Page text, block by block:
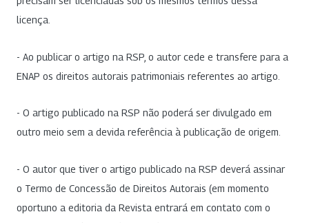
licença.
- Ao publicar o artigo na RSP, o autor cede e transfere para a
ENAP os direitos autorais patrimoniais referentes ao artigo.
- O artigo publicado na RSP não poderá ser divulgado em
outro meio sem a devida referência à publicação de origem.
- O autor que tiver o artigo publicado na RSP deverá assinar
o Termo de Concessão de Direitos Autorais (em momento
oportuno a editoria da Revista entrará em contato com o